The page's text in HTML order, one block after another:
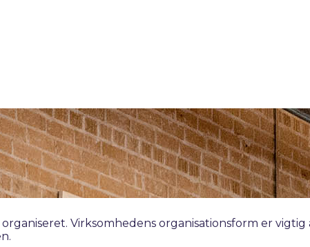
Virksomhedens organisationsform er vigtig